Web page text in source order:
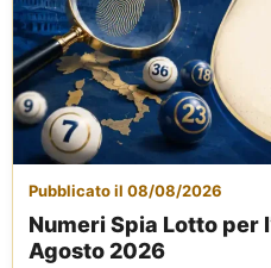
Pubblicato il 08/08/2026
Numeri Spia Lotto per
Agosto 2026